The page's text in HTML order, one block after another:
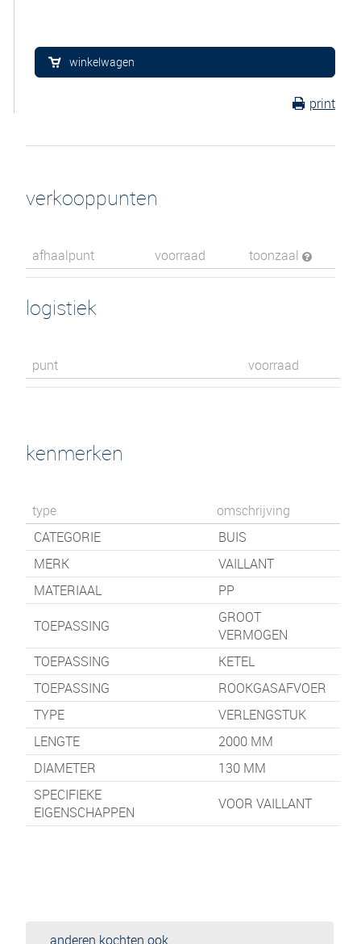
winkelwagen
print
verkooppunten
afhaalpunt voorraad toonzaal
logistiek
punt voorraad
kenmerken
type
omschrijving
CATEGORIE
BUIS
MERK
VAILLANT
MATERIAAL
PP
TOEPASSING
GROOT
VERMOGEN
TOEPASSING
KETEL
TOEPASSING
ROOKGASAFVOER
TYPE
VERLENGSTUK
LENGTE
2000 MM
DIAMETER
130 MM
SPECIFIEKE
EIGENSCHAPPEN
VOOR VAILLANT
anderen kochten ook